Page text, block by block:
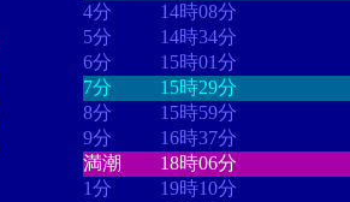
4分
14時08分
5分
14時34分
6分
15時01分
7分
15時29分
8分
15時59分
9分
16時37分
満潮
18時06分
1分
19時10分